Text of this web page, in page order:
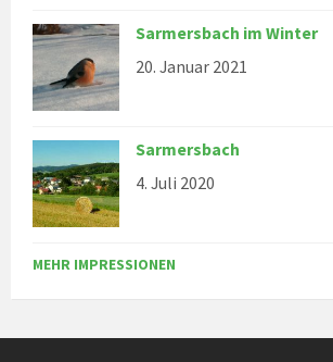
Sarmersbach im Winter
20. Januar 2021
Sarmersbach
4. Juli 2020
MEHR IMPRESSIONEN